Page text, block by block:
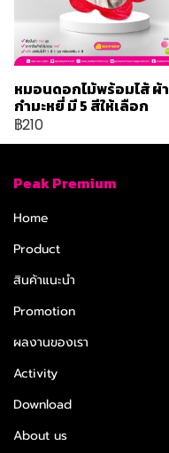
หมอนดอกไม้พร้อมไส้ ผ้า
กำมะหยี่ มี 5 สีให้เลือก
฿210
Peak Premium
Home
Product
สินค้าแนะนำ
Promotion
ผลงานของเรา
Activity
Download
About us